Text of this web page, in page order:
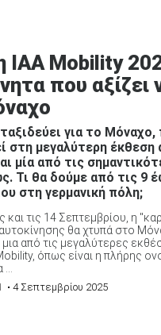
ΙΑΑ Mobility
που αξίζει
για το Μόναχο,
στη μεγαλύτερη έκθεση
μία από τις
Τι θα δούμε από τις 9
στη γερμανική πόλη;
και τις 14 Σεπτεμβρίου, η
θα χτυπά στο
μια από τις μεγαλύτερες
όπως είναι η πλήρης
• 4 Σεπτεμβρίου 2025